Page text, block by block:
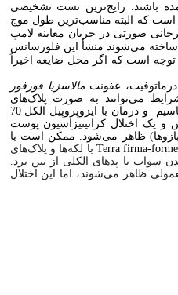
باشند. رایج‌ترین تست تشخیصی
وود است. لامپ وود یک منبع نور سیاه با گستره تابش نور بین 320 تا 400 نانومتر است که البته مناسب‌ترین طول موج
صورتی در جریان معاینه لامپ
ساخته می‌شوند منشأ این فلورسانس
است که اگر محل ضایعه اخیراً
عفونتمالاسزیا فورفور
می‌توانند به صورت پلاک‌های
هیپرپیگمانته و با مرزهای مشخص دیده شوند. با این حال، بررسی لامپ وود و یافته‌های لام هیدروکسید پتاسیم و درمان با ایزوپروپیل الکل 70
و یک اختلال کراتینیزاسیون پوست
بازوها) ظاهر می‌شود. ممکن است با
Terra firma-formeبا لکه‌ها و پلاک‌های
با پدهای الکلی از بین برد.
ظاهر می‌شوند، اما این اختلال